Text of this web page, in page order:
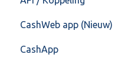
Training & Consultancy
Overig
Overig
Mailen vanuit CASHWeb
Algemeen gebruik
Algemeen
Api 3.0 (SOAP API)
CashWeb app (Nieuw)
Veel gestelde vragen
CashApp